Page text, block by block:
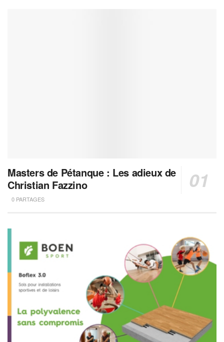
Masters de Pétanque : Les adieux de
Christian Fazzino
0 PARTAGES